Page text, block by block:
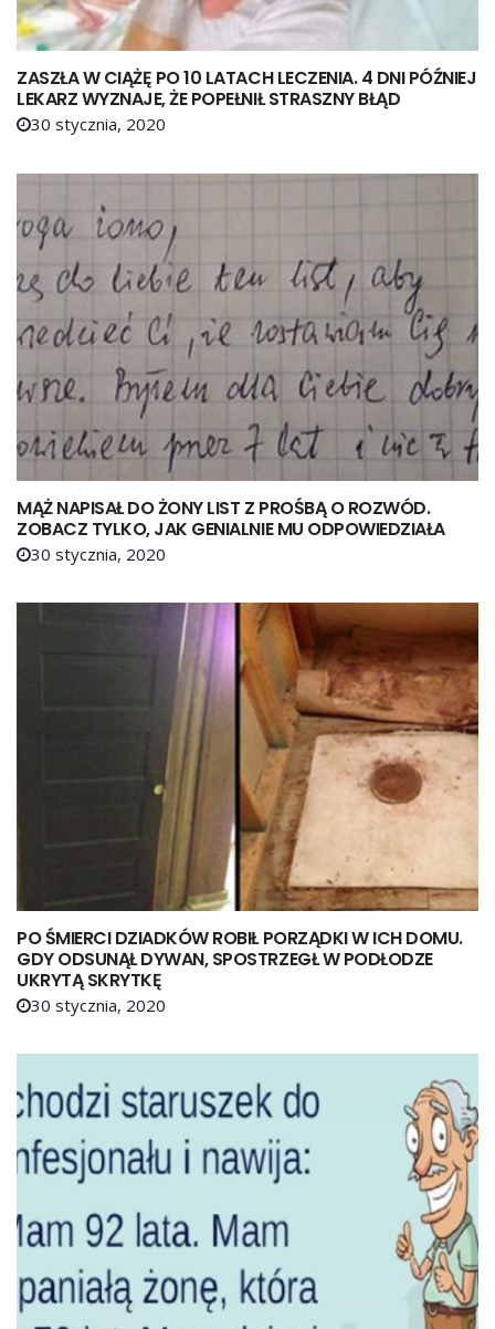
ZASZŁA W CIĄŻĘ PO 10 LATACH LECZENIA. 4 DNI PÓŹNIEJ
LEKARZ WYZNAJE, ŻE POPEŁNIŁ STRASZNY BŁĄD
30 stycznia, 2020
MĄŻ NAPISAŁ DO ŻONY LIST Z PROŚBĄ O ROZWÓD.
ZOBACZ TYLKO, JAK GENIALNIE MU ODPOWIEDZIAŁA
30 stycznia, 2020
PO ŚMIERCI DZIADKÓW ROBIŁ PORZĄDKI W ICH DOMU.
GDY ODSUNĄŁ DYWAN, SPOSTRZEGŁ W PODŁODZE
UKRYTĄ SKRYTKĘ
30 stycznia, 2020